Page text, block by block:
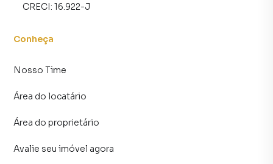
CRECI: 16.922-J
Conheça
Nosso Time
Área do locatário
Área do proprietário
Avalie seu imóvel agora